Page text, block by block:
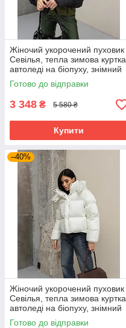
Жіночий укорочений пуховик
Севілья, тепла зимова куртка
автоледі на біопуху, знімний
капюшон 44–50 чорний
Готово до відправки
3 348 ₴ 5 580 ₴
Купити
–40%
Жіночий укорочений пуховик
Севілья, тепла зимова куртка
автоледі на біопуху, знімний
капюшон 40–44 молочна
Готово до відправки